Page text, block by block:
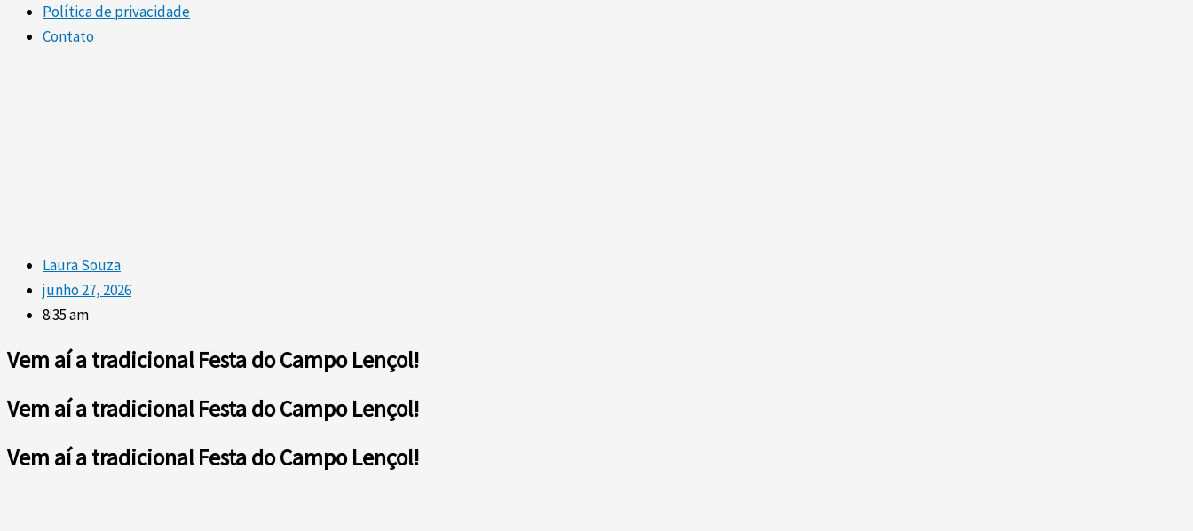
Política de privacidade
Contato
Laura Souza
junho 27, 2026
8:35 am
Vem aí a tradicional Festa do Campo Lençol!
Vem aí a tradicional Festa do Campo Lençol!
Vem aí a tradicional Festa do Campo Lençol!